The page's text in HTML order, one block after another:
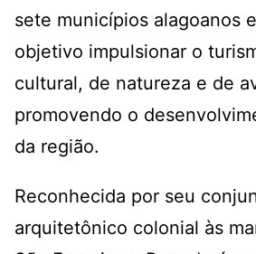
sete municípios alagoanos
objetivo impulsionar o
cultural, de natureza e de
promovendo o
da região.
Reconhecida por seu
arquitetônico colonial às